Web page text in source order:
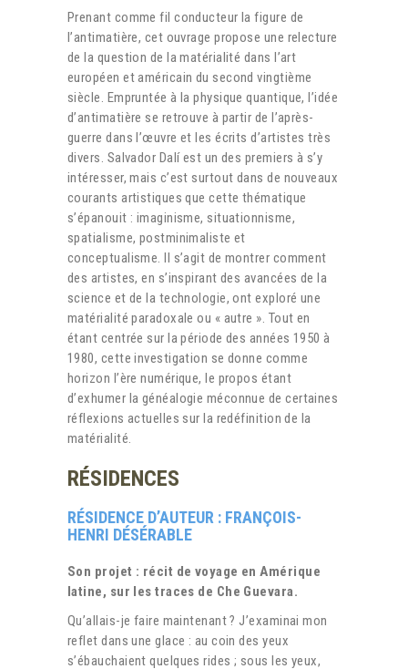
Prenant comme fil conducteur la figure de
l’antimatière, cet ouvrage propose une relecture
de la question de la matérialité dans l’art
européen et américain du second vingtième
siècle. Empruntée à la physique quantique, l’idée
d’antimatière se retrouve à partir de l’après-
guerre dans l’œuvre et les écrits d’artistes très
divers. Salvador Dalí est un des premiers à s’y
intéresser, mais c’est surtout dans de nouveaux
courants artistiques que cette thématique
s’épanouit : imaginisme, situationnisme,
spatialisme, postminimaliste et
conceptualisme. Il s’agit de montrer comment
des artistes, en s’inspirant des avancées de la
science et de la technologie, ont exploré une
matérialité paradoxale ou « autre ». Tout en
étant centrée sur la période des années 1950 à
1980, cette investigation se donne comme
horizon l’ère numérique, le propos étant
d’exhumer la généalogie méconnue de certaines
réflexions actuelles sur la redéfinition de la
matérialité.
RÉSIDENCES
RÉSIDENCE D’AUTEUR : FRANÇOIS-
HENRI DÉSÉRABLE
Son projet : récit de voyage en Amérique
latine, sur les traces de Che Guevara.
Qu’allais-je faire maintenant ? J’examinai mon
reflet dans une glace : au coin des yeux
s’ébauchaient quelques rides ; sous les yeux,